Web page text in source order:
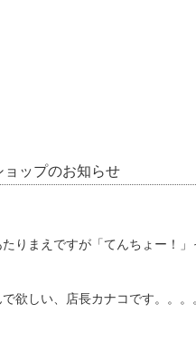
ョップのお知らせ
りまえですが「てんちょー！」
欲しい、店長カナコです。。。